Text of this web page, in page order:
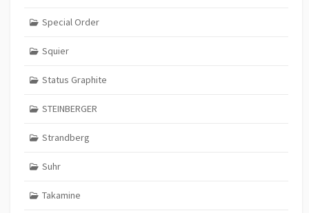
Special Order
Squier
Status Graphite
STEINBERGER
Strandberg
Suhr
Takamine